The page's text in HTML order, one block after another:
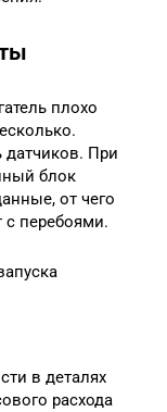
плохо
датчиков. При
блок
от чего
с перебоями.
в деталях
расхода